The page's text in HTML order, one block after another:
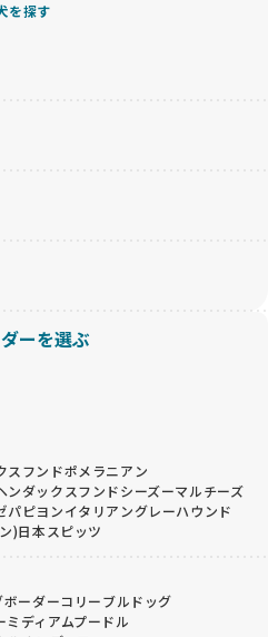
を探す
ーを選ぶ
スフンドポメラニアン
ンダックスフンドシーズーマルチーズ
パピヨンイタリアングレーハウンド
)日本スピッツ
ボーダーコリーブルドッグ
ミディアムプードル